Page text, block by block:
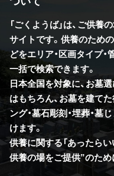
「ごくようば」は、ご供
サイトです。供養のため
どをエリア・区画タイプ
一括で検索できます。
日本全国を対象に、お墓
はもちろん、お墓を建て
ング・墓石彫刻・埋葬・墓
けます。
供養に関する「あったら
供養の場をご提供”のため